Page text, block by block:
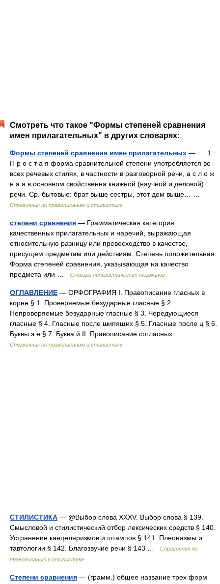
Смотреть что такое "Формы степеней сравнения
имен прилагательных" в других словарях:
Формы степеней сравнения имен прилагательных — 1.
П р о с т а я форма сравнительной степени употребляется во
всех речевых стилях, в частности в разговорной речи, а с л о ж
н а я в основном свойственна книжной (научной и деловой)
речи. Ср. бытовые: брат выше сестры, этот дом выше… …
Справочник по правописанию и стилистике
степени сравнения — Грамматическая категория
качественных прилагательных и наречий, выражающая
относительную разницу или превосходство в качестве,
присущем предметам или действиям. Степень положительная.
Форма степеней сравнения, указывающая на качество
предмета или …
Словарь лингвистических терминов
ОГЛАВЛЕНИЕ — ОРФОГРАФИЯ I. Правописание гласных в
корне § 1. Проверяемые безударные гласные § 2.
Непроверяемые безударные гласные § 3. Чередующиеся
гласные § 4. Гласные после шипящих § 5. Гласные после ц § 6.
Буквы э е § 7. Буква й II. Правописание согласных… …
Справочник по правописанию и стилистике
СТИЛИСТИКА — @Выбор слова XXXV. Выбор слова § 139.
Смысловой и стилистический отбор лексических средств § 140.
Устранение канцеляризмов и штампов § 141. Плеоназмы и
тавтологии § 142. Благозвучие речи § 143 …
Справочник по
правописанию и стилистике
Степени сравнения — (грамм.) общее название трех форм